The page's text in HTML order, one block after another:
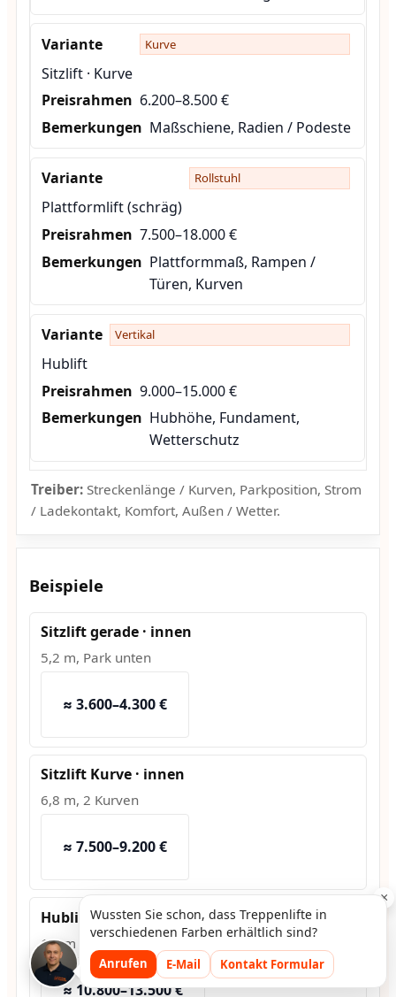
Kurve
Sitzlift · Kurve
6.200–8.500 €
Maßschiene, Radien / Podeste
Rollstuhl
Plattformlift (schräg)
7.500–18.000 €
Plattformmaß, Rampen /
Türen, Kurven
Vertikal
Hublift
9.000–15.000 €
Hubhöhe, Fundament,
Wetterschutz
Treiber:Streckenlänge / Kurven, Parkposition, Strom
/ Ladekontakt, Komfort, Außen / Wetter.
Beispiele
Sitzlift gerade · innen
5,2 m, Park unten
≈ 3.600–4.300 €
Sitzlift Kurve · innen
6,8 m, 2 Kurven
≈ 7.500–9.200 €
Hublift · außen
1,2 m Hub, Fundament
≈ 10.800–13.500 €
×
Wussten Sie schon, dass Treppenlifte in
verschiedenen Farben erhältlich sind?
Anrufen E-Mail Kontakt Formular